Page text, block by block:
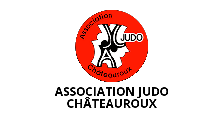
ASSOCIATION JUDO
CHÂTEAUROUX